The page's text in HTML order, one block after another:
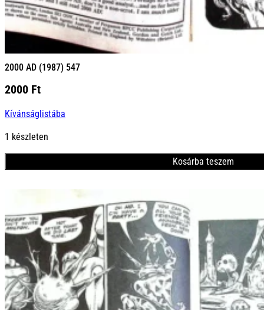
2000 AD (1987) 547
2000 Ft
Kívánságlistába
1 készleten
Kosárba teszem